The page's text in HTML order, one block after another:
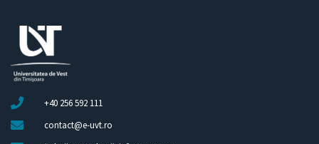
+40 256 592 111
contact@e-uvt.ro